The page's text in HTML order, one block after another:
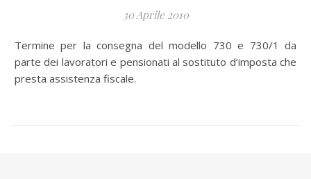
30 Aprile 2010
Termine per la consegna del modello 730 e 730/1 da
parte dei lavoratori e pensionati al sostituto d’imposta che
presta assistenza fiscale.